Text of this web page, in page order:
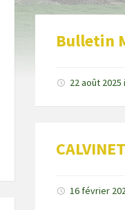
Bulletin
22 août 2025
16 février